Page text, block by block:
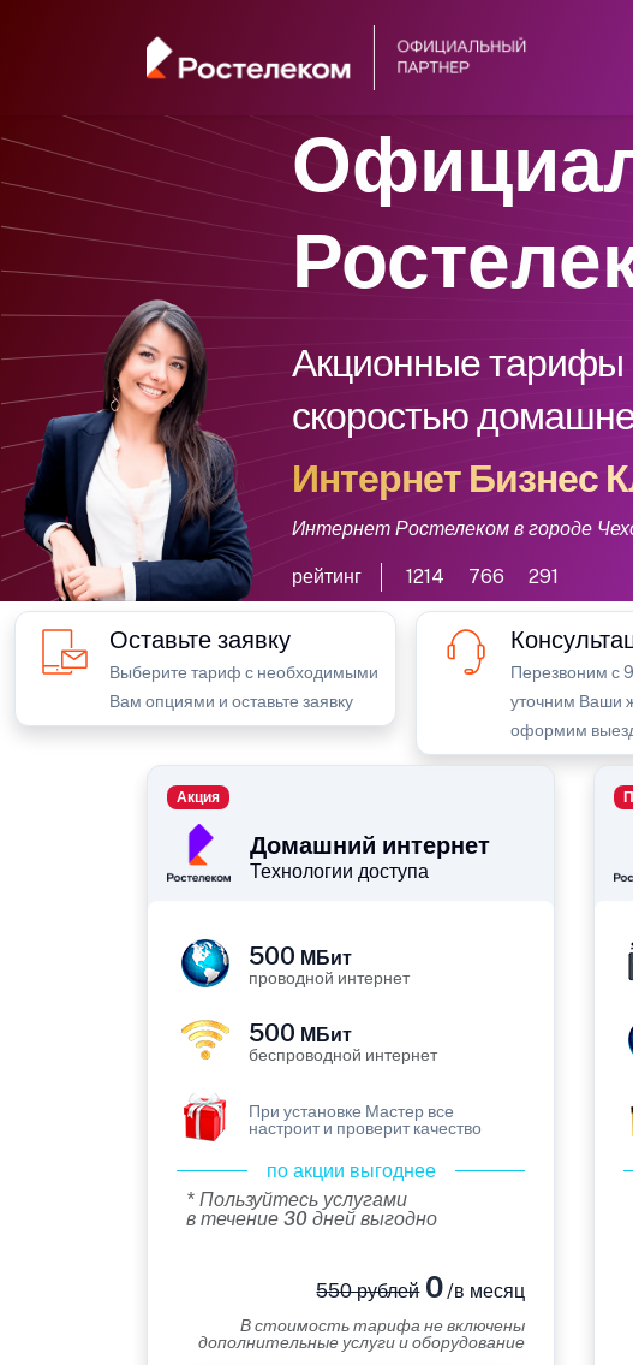
Акционные тарифы
скоростью
Интернет Бизнес
Интернет Ростелеком в городе
рейтинг 1214 766 291
Оставьте заявку
Выберите тариф с необходимыми
Вам опциями и оставьте заявку
Перезвоним с
уточним Ваши
оформим
Домашний интернет
Технологии доступа
Акция
500 МБит
проводной интернет
500 МБит
беспроводной интернет
При установке Мастер все
настроит и проверит качество
по акции выгоднее
* Пользуйтесь услугами
в течение 30 дней выгодно
550 рублей0/в месяц
В стоимость тарифа не включены
дополнительные услуги и оборудование